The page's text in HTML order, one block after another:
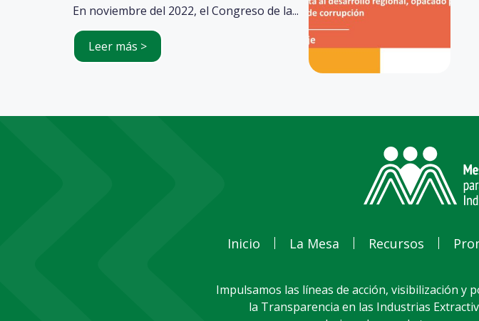
En noviembre del 2022, el Congreso de la...
Leer más >
Inicio La Mesa Recursos
Impulsamos las líneas de acción, visibilización y
la Transparencia en las Industrias